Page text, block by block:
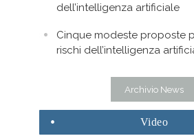
dell’intelligenza artificiale
Cinque modeste proposte
rischi dell’intelligenza
Archivio News
Video